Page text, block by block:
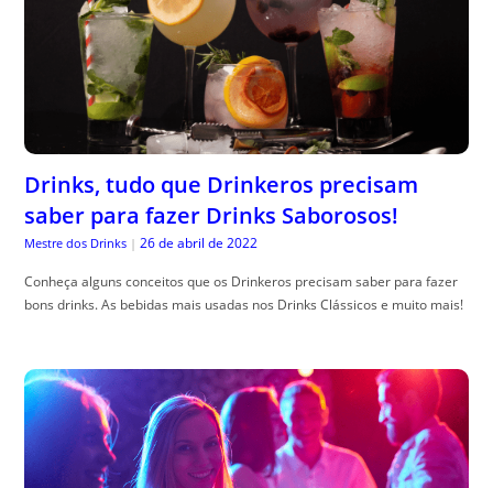
Drinks, tudo que Drinkeros precisam
saber para fazer Drinks Saborosos!
Mestre dos Drinks | 26 de abril de 2022
Conheça alguns conceitos que os Drinkeros precisam saber para fazer
bons drinks. As bebidas mais usadas nos Drinks Clássicos e muito mais!